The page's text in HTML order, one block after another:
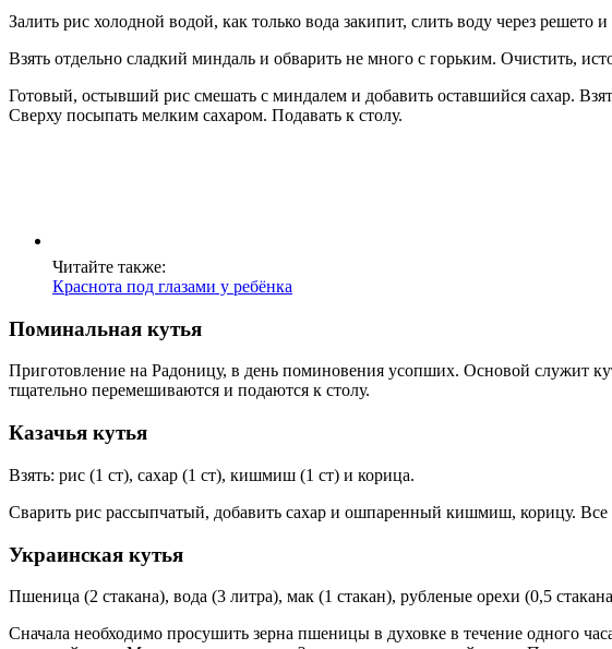
Залить рис холодной водой, как только вода закипит, слить воду через
Взять отдельно сладкий миндаль и обварить не много с горьким. Очистить,
Готовый, остывший рис смешать с миндалем и добавить оставшийся сахар.
Сверху посыпать мелким сахаром. Подавать к столу.
Читайте также:
Краснота под глазами у ребёнка
Поминальная кутья
Приготовление на Радоницу, в день поминовения усопших. Основой служит
тщательно перемешиваются и подаются к столу.
Казачья кутья
Взять: рис (1 ст), сахар (1 ст), кишмиш (1 ст) и корица.
Сварить рис рассыпчатый, добавить сахар и ошпаренный кишмиш, корицу.
Украинская кутья
Пшеница (2 стакана), вода (3 литра), мак (1 стакан), рубленые орехи (0,5
Сначала необходимо просушить зерна пшеницы в духовке в течение одного